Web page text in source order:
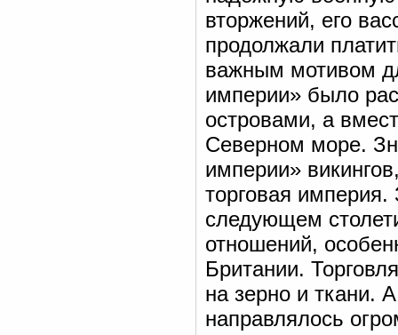
вторжений, его
продолжали
важным мотивом
империи» было
островами, а
Северном море.
империи»
торговая империя.
следующем
отношений,
Британии.
на зерно и ткани.
направлялось